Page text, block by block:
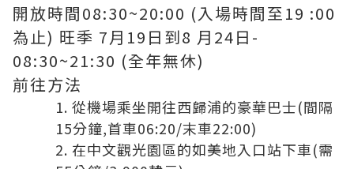
開放時間08:30~20:00 (入場時間至19 :00
為止) 旺季 7月19日到8 月24日-
08:30~21:30 (全年無休)
前往方法
從機場乘坐開往西歸浦的豪華巴士(間隔
15分鐘,首車06:20/末車22:00)
在中文觀光園區的如美地入口站下車(需